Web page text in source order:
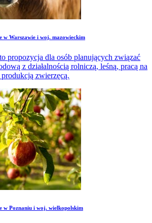
w Warszawie i woj. mazowieckim
propozycja dla osób planujących związać
z działalnością rolniczą, leśną, pracą na
zwierzęcą.
w Poznaniu i woj. wielkopolskim